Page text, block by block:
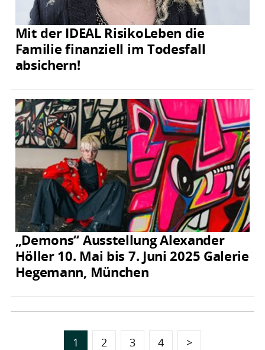
Mit der IDEAL RisikoLeben die
Familie finanziell im Todesfall
absichern!
„Demons“ Ausstellung Alexander
Höller 10. Mai bis 7. Juni 2025 Galerie
Hegemann, München
1 2 3 4 >